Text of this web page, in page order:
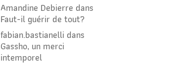
Amandine Debierre dans
Faut-il guérir de tout?
fabian.bastianelli dans
Gassho, un merci
intemporel